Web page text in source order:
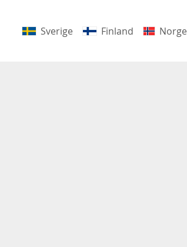
Sverige Finland Norge